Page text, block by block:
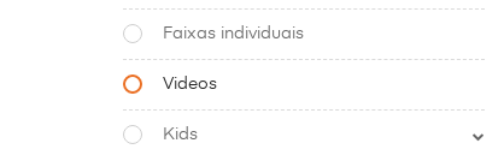
Faixas individuais
Videos
Kids